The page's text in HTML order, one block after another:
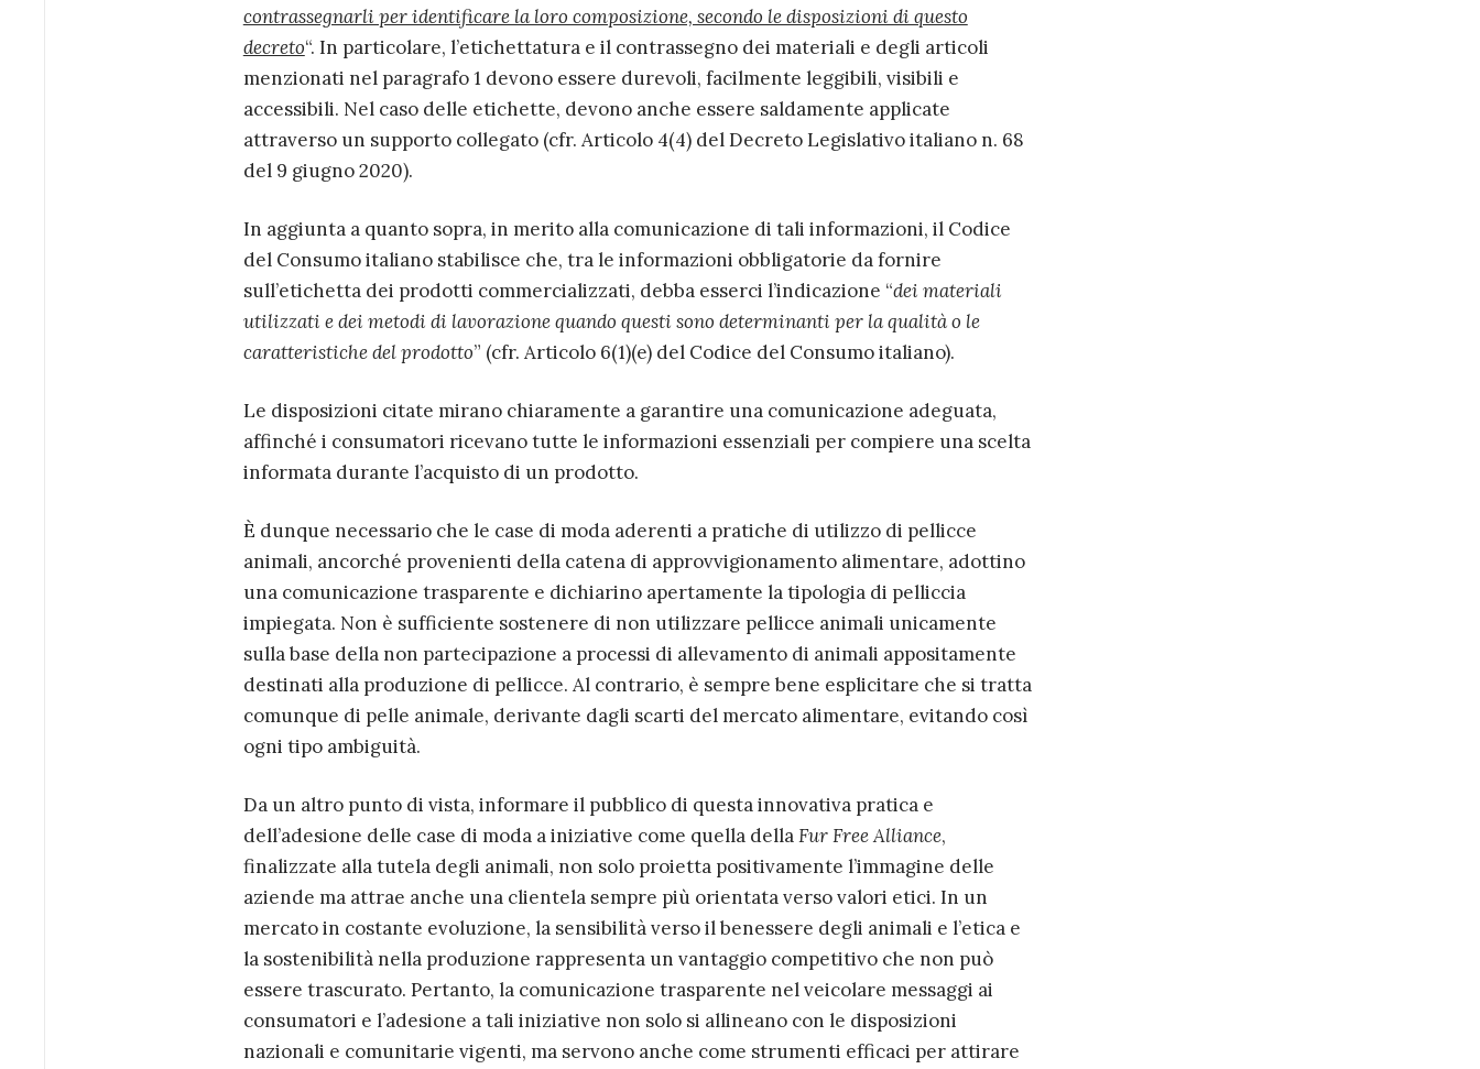
contrassegnarli per identificare la loro composizione, secondo le disposizioni di questo
decreto“. In particolare, l’etichettatura e il contrassegno dei materiali e degli articoli
menzionati nel paragrafo 1 devono essere durevoli, facilmente leggibili, visibili e
accessibili. Nel caso delle etichette, devono anche essere saldamente applicate
attraverso un supporto collegato (cfr. Articolo 4(4) del Decreto Legislativo italiano n. 68
del 9 giugno 2020).
In aggiunta a quanto sopra, in merito alla comunicazione di tali informazioni, il Codice
del Consumo italiano stabilisce che, tra le informazioni obbligatorie da fornire
sull’etichetta dei prodotti commercializzati, debba esserci l’indicazione “dei materiali
utilizzati e dei metodi di lavorazione quando questi sono determinanti per la qualità o le
caratteristiche del prodotto” (cfr. Articolo 6(1)(e) del Codice del Consumo italiano).
Le disposizioni citate mirano chiaramente a garantire una comunicazione adeguata,
affinché i consumatori ricevano tutte le informazioni essenziali per compiere una scelta
informata durante l’acquisto di un prodotto.
È dunque necessario che le case di moda aderenti a pratiche di utilizzo di pellicce
animali, ancorché provenienti della catena di approvvigionamento alimentare, adottino
una comunicazione trasparente e dichiarino apertamente la tipologia di pelliccia
impiegata. Non è sufficiente sostenere di non utilizzare pellicce animali unicamente
sulla base della non partecipazione a processi di allevamento di animali appositamente
destinati alla produzione di pellicce. Al contrario, è sempre bene esplicitare che si tratta
comunque di pelle animale, derivante dagli scarti del mercato alimentare, evitando così
ogni tipo ambiguità.
Da un altro punto di vista, informare il pubblico di questa innovativa pratica e
dell’adesione delle case di moda a iniziative come quella dellaFur Free Alliance,
finalizzate alla tutela degli animali, non solo proietta positivamente l’immagine delle
aziende ma attrae anche una clientela sempre più orientata verso valori etici. In un
mercato in costante evoluzione, la sensibilità verso il benessere degli animali e l’etica e
la sostenibilità nella produzione rappresenta un vantaggio competitivo che non può
essere trascurato. Pertanto, la comunicazione trasparente nel veicolare messaggi ai
consumatori e l’adesione a tali iniziative non solo si allineano con le disposizioni
nazionali e comunitarie vigenti, ma servono anche come strumenti efficaci per attirare